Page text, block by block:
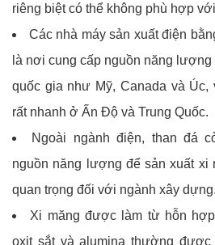
riêng biệt có thể không phù hợp
Các nhà máy sản xuất điện
là nơi cung cấp nguồn năng
quốc gia như Mỹ, Canada và Úc,
rất nhanh ở Ấn Độ và Trung Quốc.
Ngoài ngành điện, than đá
nguồn năng lượng để sản xuất xi
quan trọng đối với ngành xây dựng.
Xi măng được làm từ hỗn
oxit sắt và alumina thường được